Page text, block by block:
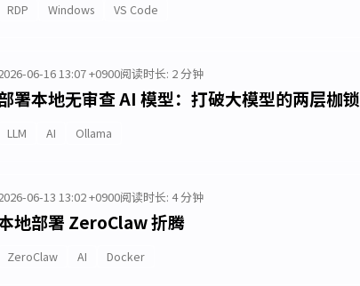
RDP Windows VS Code
06-16 13:07 +0900阅读时长: 2 分钟
署本地无审查 AI 模型：打破大模型的两层枷锁
LLM AI Ollama
06-13 13:02 +0900阅读时长: 4 分钟
地部署 ZeroClaw 折腾
ZeroClaw AI Docker